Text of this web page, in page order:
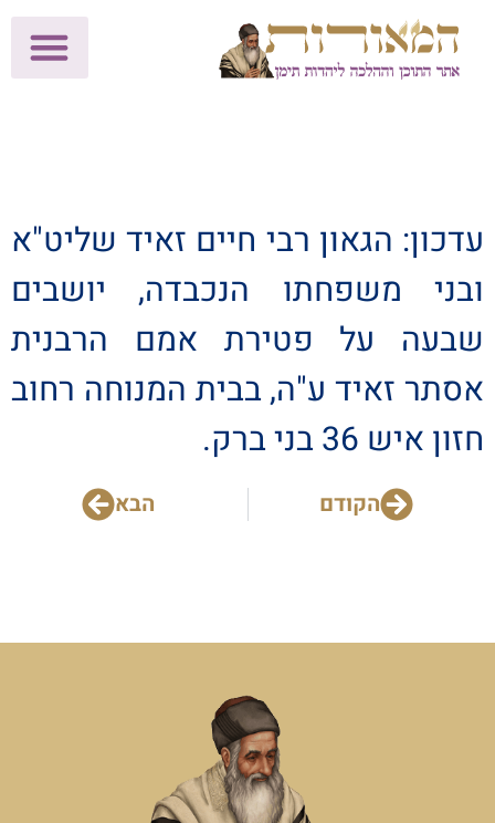
עדכון: הגאון רבי חיים זאיד שליט"א
ובני משפחתו הנכבדה, יושבים
שבעה על פטירת אמם הרבנית
אסתר זאיד ע"ה, בבית המנוחה רחוב
חזון איש 36 בני ברק.
הקודם הבא